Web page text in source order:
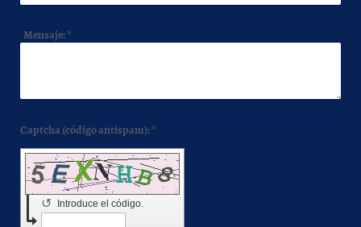
Mensaje:*
Captcha (código antispam): *
Introduce el código.
↺